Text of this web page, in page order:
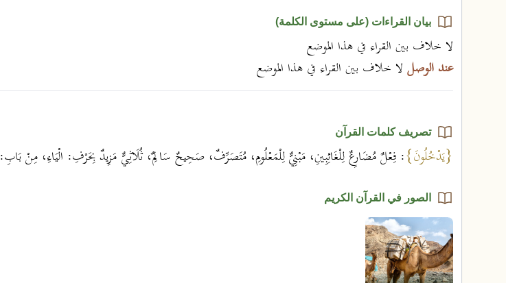
بيان القراءات (على مستوى الكلمة)
لا خلاف بين القراء في هذا الموضع
عند الوصللا خلاف بين القراء في هذا الموضع
تصريف كلمات القرآن
{يَدْخُلُونَ}: فِعْلٌ مُضَارِعٌ لِلْغَائِبِينِ، مَبْنِيٌّ لِلْمَعْلُومِ، مُتَصَرِّفٌ، صَحِيحٌ سَالِمٌ، ثُلَاثِيٌّ مَزِيدٌ بِحَرْفِ: الْيَاءِ، مِنْ بَابِ:
الصور في القرآن الكريم